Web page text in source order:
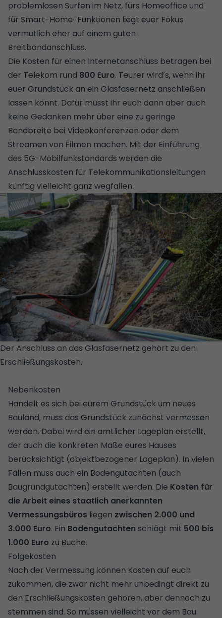
problemlosen Surfen im Netz, fürs Homeoffice und
für Smart-Home-Funktionen liegt euer Fokus
vermutlich eher auf einem guten
Breitbandanschluss.
Die Kosten für einen Internetanschluss betragen bei
der Telekom rund 800 Euro. Teurer wird’s, wenn ihr
euer Grundstück an ein Glasfasernetz anschließen
lassen könnt. Dafür müsst ihr euch dann aber auch
keine Gedanken mehr über eine zu geringe
Bandbreite bei Videokonferenzen oder dem
Streamen von Filmen machen. Mit der Einführung
des 5G-Mobilfunkstandards werden die
Anschlusskosten für Telekommunikationsleitungen
künftig vielleicht ganz wegfallen.
Der Anschluss an das Glasfasernetz gehört zu den
Erschließungskosten.
Nebenkosten
Handelt es sich bei eurem Grundstück um neues
Bauland, muss das Grundstück zunächst vermessen
werden. Dabei wird ein amtlicher Lageplan erstellt,
der auch die konkreten Maße eures Hauses
berücksichtigt (objektbezogener Lageplan). In vielen
Fällen muss auch ein Bodengutachten (auch
Baugrundgutachten) erstellt werden. Die Kosten für
die Arbeit eines staatlich anerkannten
Vermessungsbüros liegen zwischen 2.000 und
3.000 Euro. Ein Bodengutachten schlägt mit 500 bis
1.000 Euro zu Buche.
Folgekosten
Nach der Vermessung können Kosten auf euch
zukommen, die zwar nicht mehr unbedingt direkt zu
den Erschließungskosten gehören, aber dennoch zu
stemmen sind. So müssen vielleicht vor dem Bau